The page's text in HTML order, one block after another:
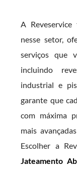
A
nesse setor,
serviços que
incluindo
industrial e
garante que
com máxima
mais
Escolher a
Jateamento